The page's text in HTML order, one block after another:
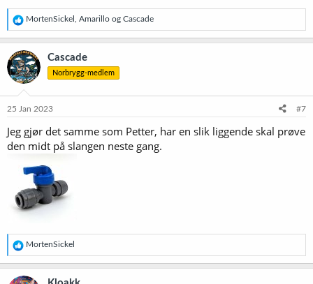
R
e
a
k
s
j
o
e
:
MortenSickel Amarillo og Cascade
Cascade
Norbrygg-medlem
25 Jan 2023 #7
Jeg gjør det samme som Petter, har en slik liggende skal prøve
den midt på slangen neste gang.
R
e
a
k
MortenSickel